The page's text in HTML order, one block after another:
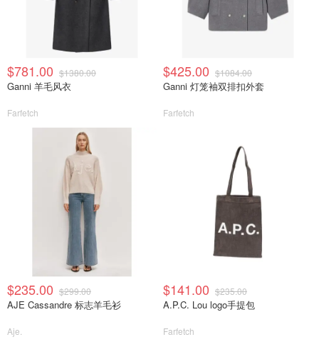
$781.00 $1380.00
Ganni 羊毛风衣
Farfetch
$425.00 $1084.00
Ganni 灯笼袖双排扣外套
Farfetch
$235.00 $299.00
AJE Cassandre 标志羊毛衫
Aje.
$141.00 $235.00
A.P.C. Lou logo手提包
Farfetch